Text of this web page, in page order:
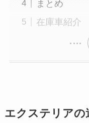
まとめ
在庫車紹介
エクステリアの